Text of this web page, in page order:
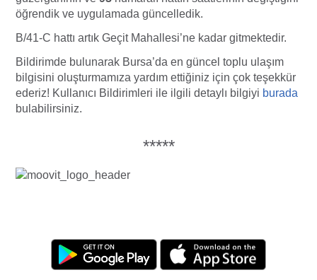
öğrendik ve uygulamada güncelledik.
B/41-C hattı artık Geçit Mahallesi’ne kadar gitmektedir.
Bildirimde bulunarak Bursa’da en güncel toplu ulaşım
bilgisini oluşturmamıza yardım ettiğiniz için çok teşekkür
ederiz! Kullanıcı Bildirimleri ile ilgili detaylı bilgiyi burada
bulabilirsiniz.
*****